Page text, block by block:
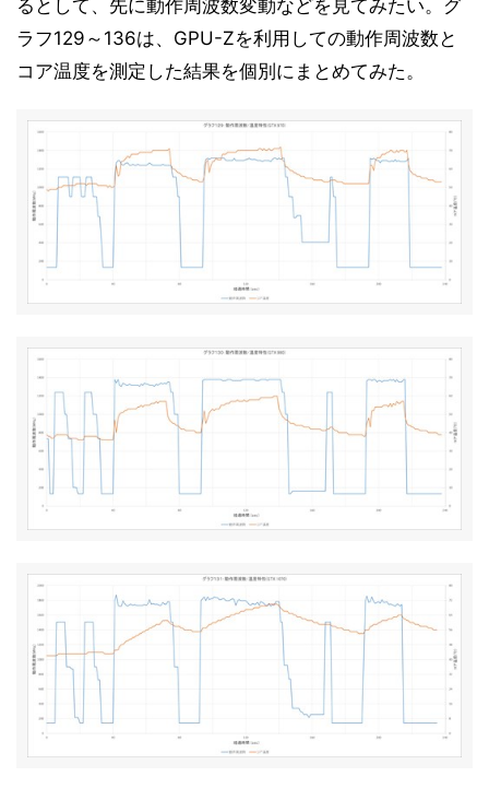
るとして、先に動作周波数変動などを見てみたい。グ
ラフ129～136は、GPU-Zを利用しての動作周波数と
コア温度を測定した結果を個別にまとめてみた。